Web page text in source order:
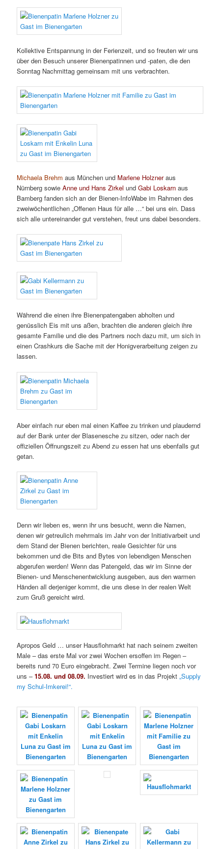
Kollektive Entspannung in der Ferienzeit, und so freuten wir uns
über den Besuch unserer Bienenpatinnen und-paten, die den
Sonntag Nachmittag gemeinsam mit uns verbrachten.
Michaela Brehm aus München und Marlene Holzneraus
Nürnberg sowieAnne und Hans Zirkel undGabi Loskarn aus
Bamberg fanden sich an der Bienen-InfoWabe im Rahmen des
zweiwöchentlichen „Offenen Haus für alle …“ bei uns ein. Dass
sich alle untereinander gut verstehen, freut uns dabei besonders.
Während die einen ihre Bienenpatengaben abholten und
genüsslich Eis mit uns aßen, brachten die anderen gleich ihre
gesamte Familie und die des Partners noch dazu mit, um sich in
einen Crashkurs die Sache mit der Honigverarbeitung zeigen zu
lassen.
Aber einfach nur eben mal einen Kaffee zu trinken und plaudernd
auf der Bank unter der Blasenesche zu sitzen, oder nach der
offiziellen Öffnungszeit zu Abend zu essen hat uns ebenfalls gut
getan.
Denn wir lieben es, wenn ihr uns besucht, wenn die Namen,
denen wir getreulich mehrmals im Jahr von der Initiativarbeit und
dem Stand der Bienen berichten, reale Gesichter für uns
bekommen und die Bits and Bytes von lebendigen Menschen
abgerufen werden! Wenn das Patengeld, das wir im Sinne der
Bienen- und Menschenentwicklung ausgeben, aus den warmen
Händen all derjeniger kommt, die uns diese in der realen Welt
zum Gruß gereicht wird.
Apropos Geld … unser Hausflohmarkt hat nach seinem zweiten
Male – das erste Mal vor zwei Wochen ersoffen im Regen –
bereits rund 70 Euro eingebracht. Zwei Termine liegen noch vor
uns –15.08. und 08.09. Investiert wird es in das Projekt„Supply
my Schul-Imkerei!“.